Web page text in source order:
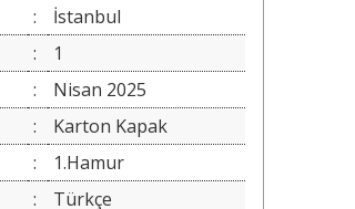
:
İstanbul
:
1
:
Nisan 2025
:
Karton Kapak
:
1.Hamur
: Türkçe